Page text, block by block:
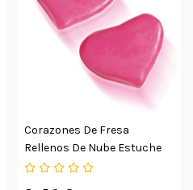
Corazones De Fresa
Rellenos De Nube Estuche
75ud.